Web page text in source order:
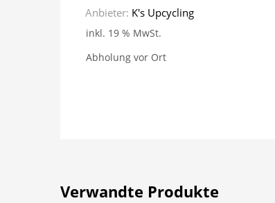
Anbieter: K's Upcycling
inkl. 19 % MwSt.
Abholung vor Ort
Verwandte Produkte